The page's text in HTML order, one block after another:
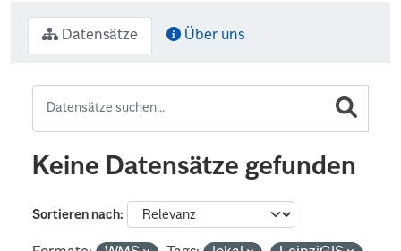
Datensätze Über uns
Keine Datensätze gefunden
Sortieren nach